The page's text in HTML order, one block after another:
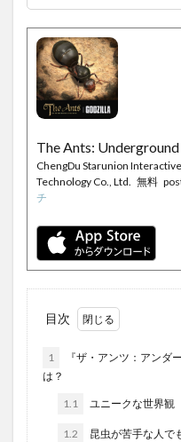
The Ants:
ChengDu Starunion
Technology Co., Ltd.
無料
チ
目次
1
『ザ・アンツ：アンダ
は？
1.1 ユニークな世界観
1.2 昆虫が苦手な人で